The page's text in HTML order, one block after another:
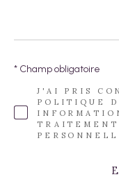
J'AI PRIS
POLITIQUE
TRAITEMENT
* Champ obligatoire